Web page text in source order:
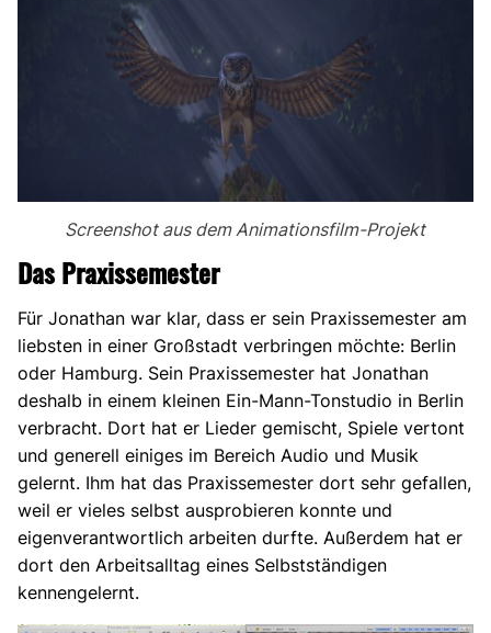
Screenshot aus dem Animationsfilm-Projekt
Das Praxissemester
Für Jonathan war klar, dass er sein Praxissemester am
liebsten in einer Großstadt verbringen möchte: Berlin
oder Hamburg. Sein Praxissemester hat Jonathan
deshalb in einem kleinen Ein-Mann-Tonstudio in Berlin
verbracht. Dort hat er Lieder gemischt, Spiele vertont
und generell einiges im Bereich Audio und Musik
gelernt. Ihm hat das Praxissemester dort sehr gefallen,
weil er vieles selbst ausprobieren konnte und
eigenverantwortlich arbeiten durfte. Außerdem hat er
dort den Arbeitsalltag eines Selbstständigen
kennengelernt.